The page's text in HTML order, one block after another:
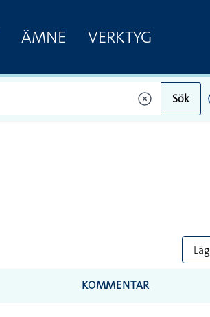
ÄMNE VERKTYG
Sök
KOMMENTAR